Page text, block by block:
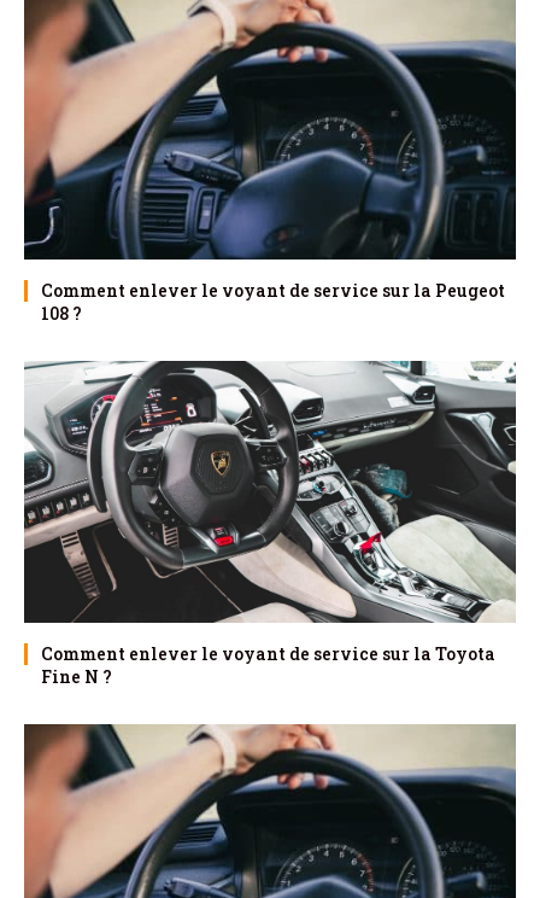
Comment enlever le voyant de service sur la Peugeot
108 ?
Comment enlever le voyant de service sur la Toyota
Fine N ?